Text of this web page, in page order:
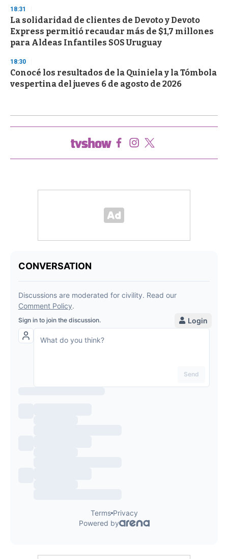
18:31
La solidaridad de clientes de Devoto y Devoto
Express permitió recaudar más de $1,7 millones
para Aldeas Infantiles SOS Uruguay
18:30
Conocé los resultados de la Quiniela y la Tómbola
vespertina del jueves 6 de agosto de 2026